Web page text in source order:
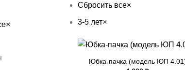
×
Сбросить все×
3-5 лет×
+
Юбка-пачка (модель ЮП